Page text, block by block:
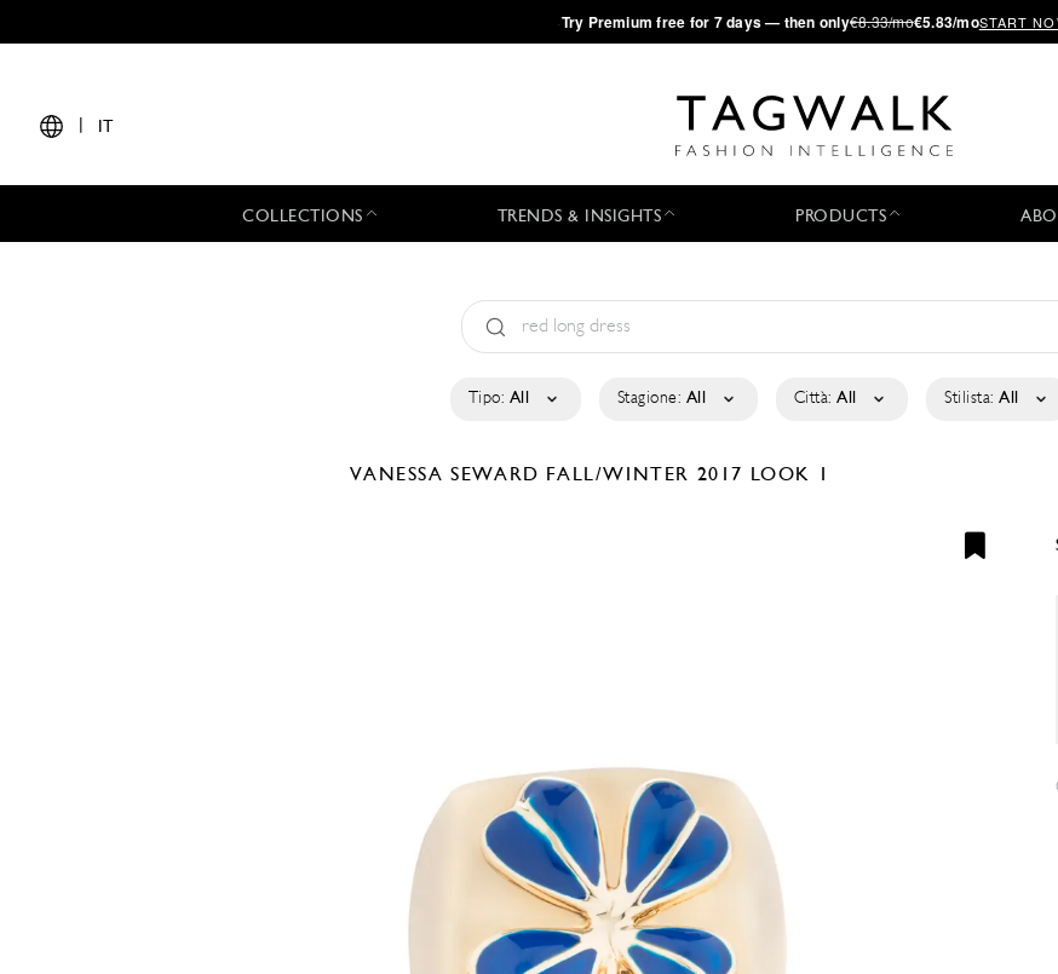
·Try Premium free for 7 days — then only€8.33/mo€5.83/moSTART
IT
COLLECTIONS TRENDS & INSIGHTS PRODUCTS
Tipo: All Stagione: All Città: All Stilista: All
VANESSA SEWARD FALL/WINTER 2017 LOOK 1